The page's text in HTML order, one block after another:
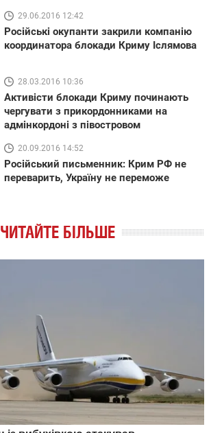
29.06.2016 12:42
Російські окупанти закрили компанію
координатора блокади Криму Іслямова
28.03.2016 10:36
Активісти блокади Криму починають
чергувати з прикордонниками на
адмінкордоні з півостровом
20.09.2016 14:52
Російський письменник: Крим РФ не
переварить, Україну не переможе
ЧИТАЙТЕ БІЛЬШЕ